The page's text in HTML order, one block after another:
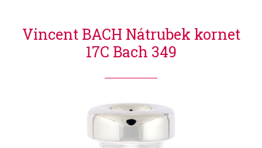
Vincent BACH Nátrubek kornet
17C Bach 349